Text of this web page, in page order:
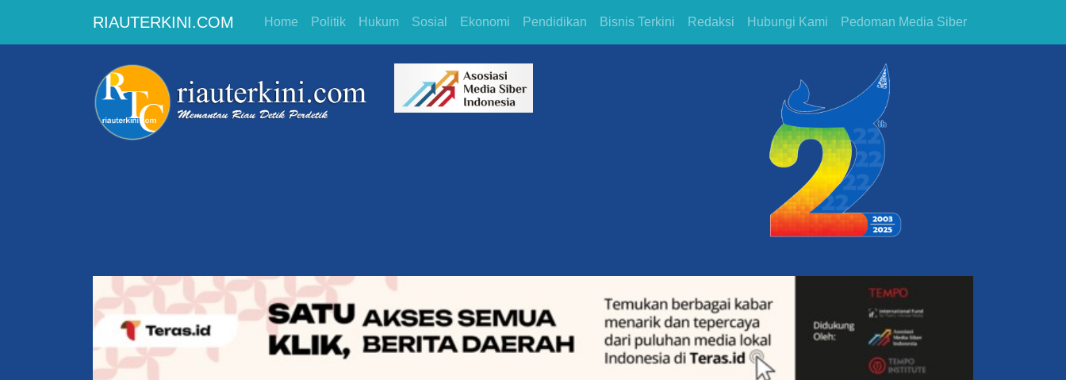
RIAUTERKINI.COM Home Politik Hukum Sosial Ekonomi Pendidikan Bisnis Terkini Redaksi Hubungi Kami Pedoman Media Siber